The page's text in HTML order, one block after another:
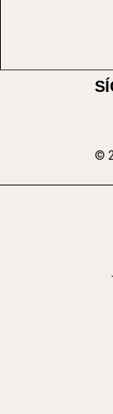
©